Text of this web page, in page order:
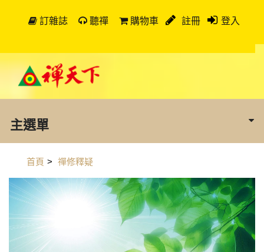
訂雜誌 聽禪 購物車 註冊 登入
主選單
首頁 > 禪修釋疑